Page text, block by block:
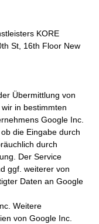
KORE
St, 16th Floor New
Übermittlung von
in bestimmten
Google Inc.
die Eingabe durch
durch
Der Service
ggf. weiterer von
Daten an Google
Weitere
von Google Inc.